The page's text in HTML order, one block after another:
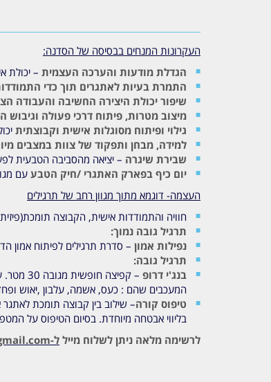
העקרונות המנחים בבסיסה של הסדנה:
הגדלת מודעות והערכה העצמית – יכולת
התמרת בעיות לאתגרים תוך כדי
שיפור יכולת היצירה החשיבה והעבודה
מיצוב מטרות, פיתוח דרכי פעולה וגיבוש
גילוי ופיתוח מסוגלות אישית וקבוצתית
למידה, מבחן ותפקוד של צוות במצבים
שבירת שיגרה – יציאה מהסביבה הטבעית
יום כיף בפארק האתגרי /חיק הטבע עם
העצמה- דוגמא מתוך מגוון רחב של תרגילים
חוויה והתמודדות אישית, הקבוצה
תרגיל גובה נמוך:
נפילות אמון – סדרת תרגילים לפיתוח אמון הדדי,
תרגיל גובה:
בנג'י דרופ
–
המעכבים שהם : כעס, אשמה, עלבון ,יאוש
טיפוס קורה
בליווי אבטחה מיוחדת. בסיום הטיפוס על
לרשימה מלאה ניתן לשלוח מייל ל-